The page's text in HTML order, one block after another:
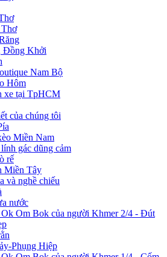
Thơ
Đồng Khởi
Nam Bộ
Hôm
xe tại TpHCM
của chúng tôi
Miền Nam
gác dũng cảm
rế
Miền Tây
và nghề chiếu
nước
Om Bok của người Khmer 2/4 - Đút
Phụng Hiệp